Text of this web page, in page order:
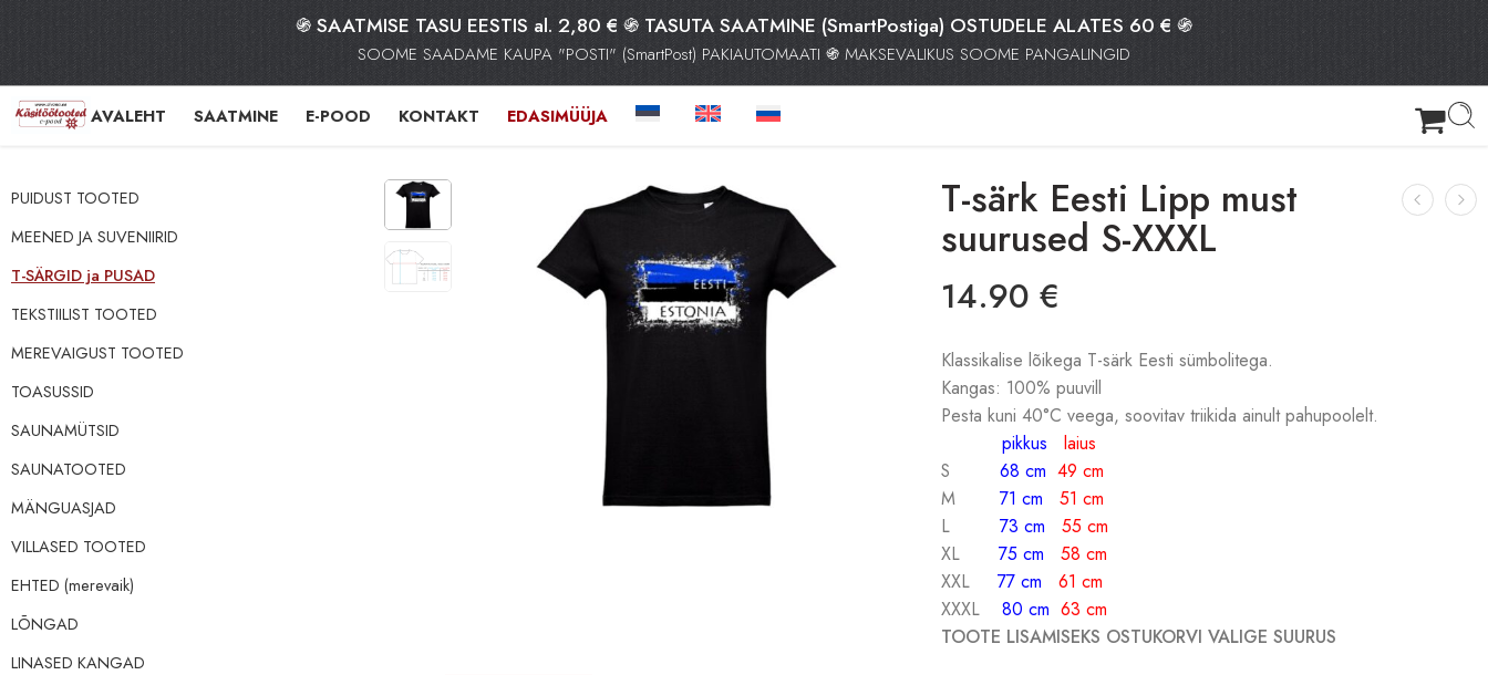
֍ SAATMISE TASU EESTIS al. 2,80 € ֍ TASUTA SAATMINE (SmartPostiga) OSTUDELE ALATES 60 € ֍
SOOME SAADAME KAUPA "POSTI" (SmartPost) PAKIAUTOMAATI ֍ MAKSEVALIKUS SOOME PANGALINGID
AVALEHT SAATMINE E-POOD KONTAKT EDASIMÜÜJA
T-särk Eesti Lipp must
suurused S-XXXL
14.90 €
Klassikalise lõikega T-särk Eesti sümbolitega.
Kangas: 100% puuvill
Pesta kuni 40°C veega, soovitav triikida ainult pahupoolelt.
pikkus
laius
S 68 cm 49 cm
M 71 cm
51 cm
L 73 cm
55 cm
XL 75 cm
58 cm
XXL 77 cm
61 cm
XXXL
80 cm 63 cm
TOOTE LISAMISEKS OSTUKORVI VALIGE SUURUS
PUIDUST TOOTED
MEENED JA SUVENIIRID
‪‪‪T-SÄRGID‬‬‬ ja PUSAD
TEKSTIILIST TOOTED
MEREVAIGUST TOOTED
TOASUSSID
SAUNAMÜTSID
SAUNATOOTED
MÄNGUASJAD
VILLASED TOOTED
EHTED (merevaik)
LÕNGAD
LINASED KANGAD